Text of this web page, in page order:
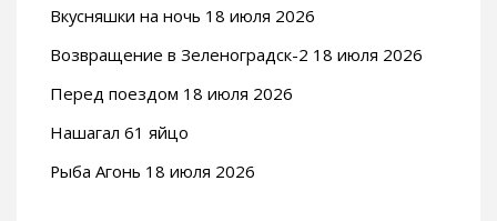
Вкусняшки на ночь 18 июля 2026
Возвращение в Зеленоградск-2 18 июля 2026
Перед поездом 18 июля 2026
Нашагал 61 яйцо
Рыба Агонь 18 июля 2026